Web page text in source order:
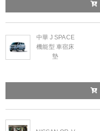
中華 J SPACE
機能型 車宿床
墊